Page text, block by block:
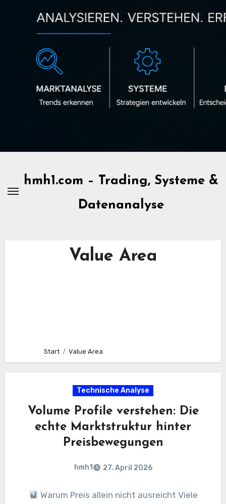
hmh1.com – Trading, Systeme &
Datenanalyse
Value Area
Start Value Area
Technische Analyse
Volume Profile verstehen: Die
echte Marktstruktur hinter
Preisbewegungen
hmh1 27. April 2026
Warum Preis allein nicht ausreicht Viele